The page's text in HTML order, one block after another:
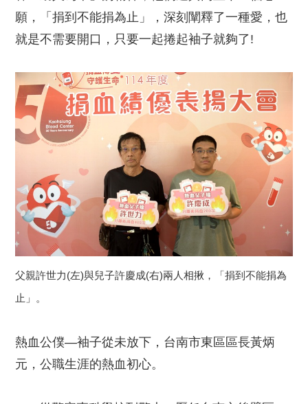
願，「捐到不能捐為止」，深刻闡釋了一種愛，也
就是不需要開口，只要一起捲起袖子就夠了!
父親許世力(左)與兒子許慶成(右)兩人相揪，「捐到不能捐為
止」。
熱血公僕—袖子從未放下，台南市東區區長黃炳
元，公職生涯的熱血初心。